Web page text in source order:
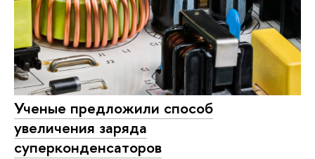
Ученые предложили способ
увеличения заряда
суперконденсаторов